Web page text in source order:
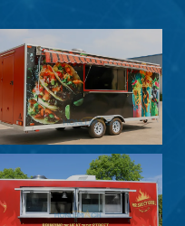
Hrvatski
Српски језик
Norsk nynorsk
Maori
Eesti
Български